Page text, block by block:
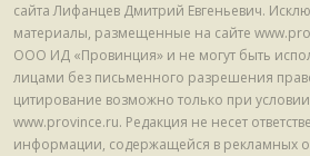
сайта Лифанцев Дмитрий Евгеньевич.
материалы, размещенные на сайте
ООО ИД «Провинция» и не могут быть
лицами без письменного разрешения
цитирование возможно только при
www.province.ru. Редакция не несет
информации, содержащейся в рекламных